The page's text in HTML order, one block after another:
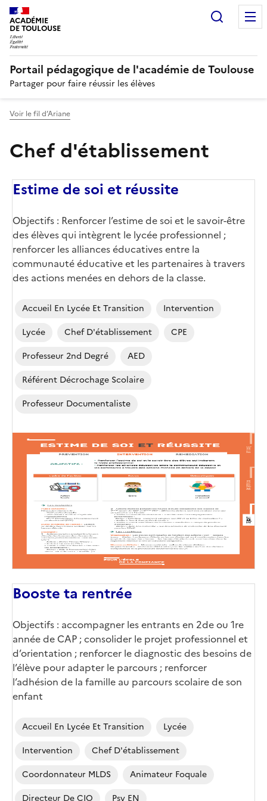
ACADÉMIE
DE TOULOUSE
Portail pédagogique de l'académie de Toulouse
Partager pour faire réussir les élèves
Voir le fil d’Ariane
Chef d'établissement
Estime de soi et réussite
Objectifs : Renforcer l’estime de soi et le savoir-être
des élèves qui intègrent le lycée professionnel ;
renforcer les alliances éducatives entre la
communauté éducative et les partenaires à travers
des actions menées en dehors de la classe.
Accueil En Lycée Et Transition
Intervention
Lycée
Chef D'établissement
CPE
Professeur 2nd Degré
AED
Référent Décrochage Scolaire
Professeur Documentaliste
Booste ta rentrée
Objectifs : accompagner les entrants en 2de ou 1re
année de CAP ; consolider le projet professionnel et
d’orientation ; renforcer le diagnostic des besoins de
l’élève pour adapter le parcours ; renforcer
l’adhésion de la famille au parcours scolaire de son
enfant
Accueil En Lycée Et Transition
Lycée
Intervention
Chef D'établissement
Coordonnateur MLDS
Animateur Foquale
Directeur De CIO
Psy EN